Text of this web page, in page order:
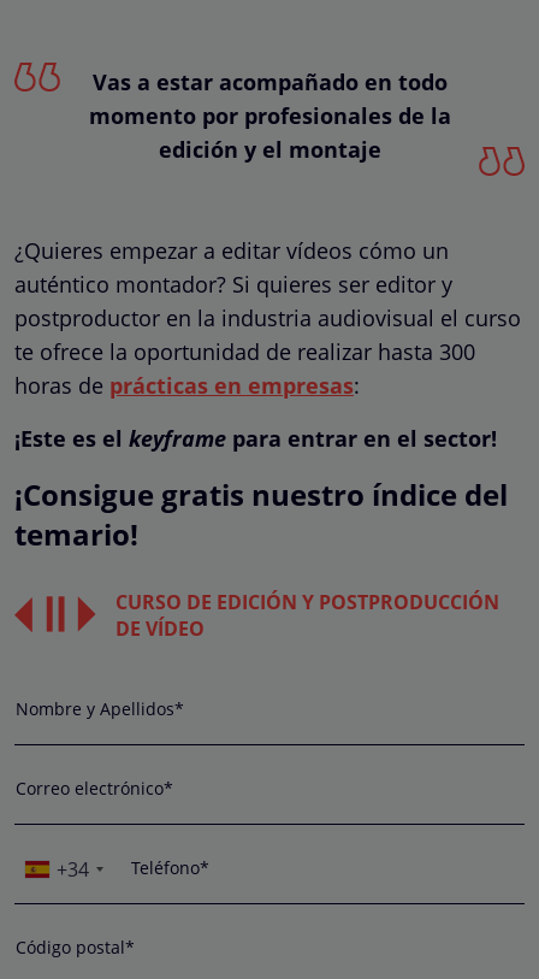
Vas a estar acompañado en todo
momento por profesionales de la
edición y el montaje
¿Quieres empezar a editar vídeos cómo un
auténtico montador? Si quieres ser editor y
postproductor en la industria audiovisual el curso
te ofrece la oportunidad de realizar hasta 300
horas de prácticas en empresas:
¡Este es el keyframe para entrar en el sector!
¡Consigue gratis nuestro índice del
temario!
CURSO DE EDICIÓN Y POSTPRODUCCIÓN
DE VÍDEO
Nombre y Apellidos*
Correo electrónico*
+34 Teléfono*
Código postal*